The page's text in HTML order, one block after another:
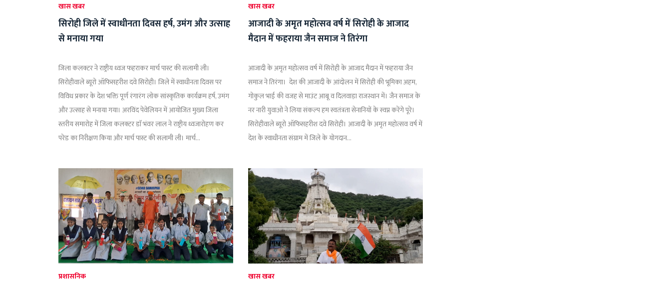
खास खबर
सिरोही जिले में स्वाधीनता दिवस हर्ष, उमंग और उत्साह
से मनाया गया
जिला कलक्टर ने राष्ट्रीय ध्वज फहराकर मार्च पास्ट की सलामी ली।
सिरोहीवाले ब्यूरो ऑफिसहरीश दवे सिरोही। जिले में स्वाधीनता दिवस पर
विविध प्रकार के देश भक्ति पूर्ण रंगारंग लोक सांस्कृतिक कार्यक्रम हर्ष, उमंग
और उत्साह से मनाया गया। अरविंद पेवेलियन में आयोजित मुख्य जिला
स्तरीय समारोह में जिला कलक्टर डाॅ भंवर लाल ने राष्ट्रीय ध्वजारोहण कर
परेड का निरीक्षण किया और मार्च पास्ट की सलामी ली। मार्च...
खास खबर
आजादी के अमृत महोत्सव वर्ष में सिरोही के आजाद
मैदान में फहराया जैन समाज ने तिरंगा
आजादी के अमृत महोत्सव वर्ष में सिरोही के आजाद मैदान में फहराया जैन
समाज ने तिरंगा। देश की आजादी के आंदोलन में सिरोही की भूमिका अहम,
गोकुल भाई की वजह से माउंट आबू व दिलवाड़ा राजस्थान में। जैन समाज के
नर नारी युवाओ ने लिया संकल्प हम स्वतंत्रता सेनानियों के स्वप्न करेंगे पूरे।
सिरोहीवाले ब्यूरो ऑफिसहरीश दवे सिरोही। आजादी के अमृत महोत्सव वर्ष में
देश के स्वाधीनता संग्राम में जिले के योगदान...
प्रशासनिक खास खबर